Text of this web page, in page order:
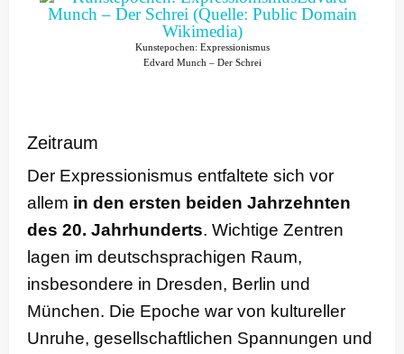
Kunstepochen: Expressionismus
Edvard Munch – Der Schrei
Zeitraum
Der Expressionismus entfaltete sich vor
allem in den ersten beiden Jahrzehnten
des 20. Jahrhunderts. Wichtige Zentren
lagen im deutschsprachigen Raum,
insbesondere in Dresden, Berlin und
München. Die Epoche war von kultureller
Unruhe, gesellschaftlichen Spannungen und